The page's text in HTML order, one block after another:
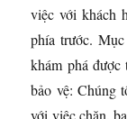
việc với khách
phía trước.
khám phá
bảo vệ: Chúng
với việc chặn,